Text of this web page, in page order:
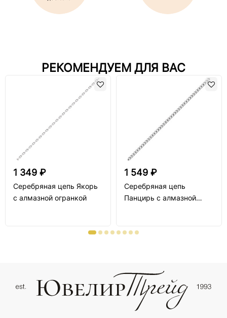
РЕКОМЕНДУЕМ ДЛЯ ВАС
1 349 ₽
Серебряная цепь Якорь
с алмазной огранкой
1 549 ₽
Серебряная цепь
Панцирь с алмазной